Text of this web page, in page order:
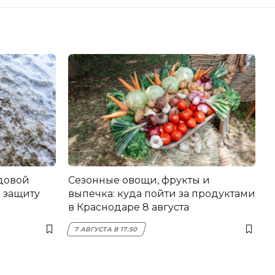
защиту
Сезонные овощи, фрукты и
выпечка: куда пойти за продуктами
в Краснодаре 8 августа
7 АВГУСТА В 17:50